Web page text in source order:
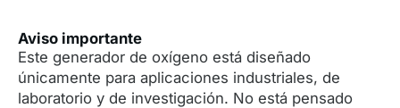
Aviso importante
Este generador de oxígeno está diseñado
únicamente para aplicaciones industriales, de
laboratorio y de investigación. No está pensado